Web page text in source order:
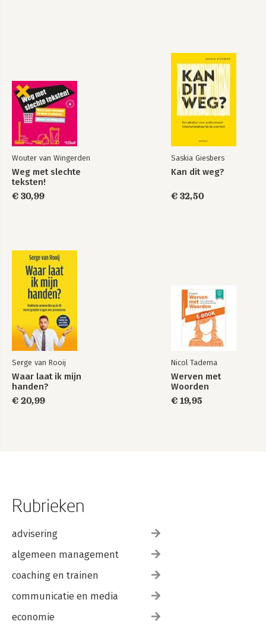
101
De 7 magische
woorden
Bekijk alle boeken
Wouter van Wingerden
Weg met slechte
teksten!
€ 30,99
Saskia Giesbers
Kan dit weg?
€ 32,50
Serge van Rooij
Waar laat ik mijn
handen?
€ 20,99
Nicol Tadema
Werven met
Woorden
€ 19,95
Rubrieken
advisering
algemeen management
coaching en trainen
communicatie en media
economie